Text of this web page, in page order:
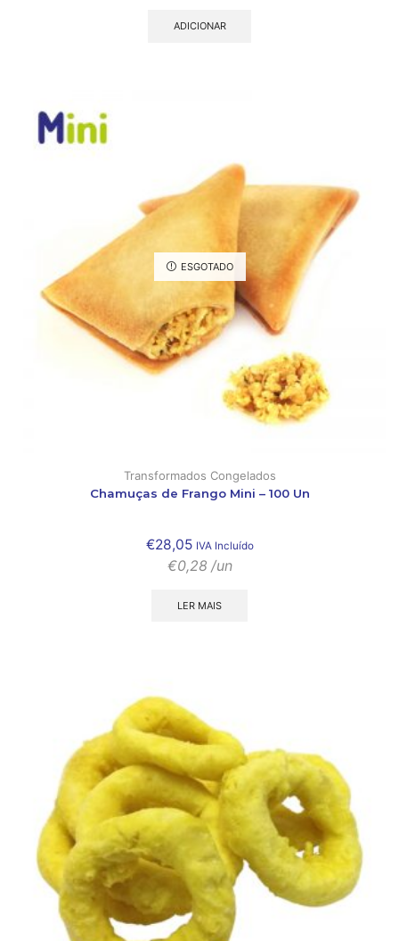
ADICIONAR
ESGOTADO
Transformados Congelados
Chamuças de Frango Mini – 100 Un
€28,05 IVA Incluído
€0,28 /un
LER MAIS